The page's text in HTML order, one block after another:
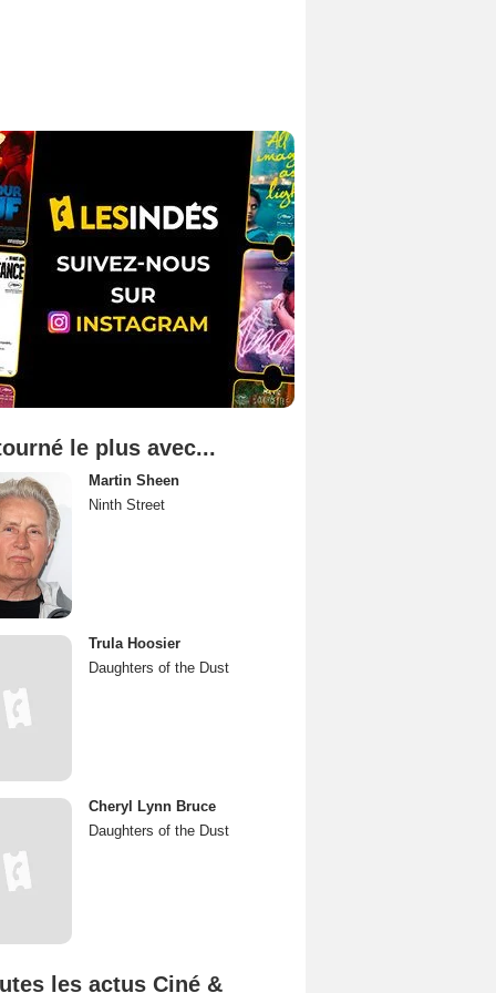
le plus avec...
Martin Sheen
Ninth Street
Trula Hoosier
Daughters of the Dust
Cheryl Lynn Bruce
Daughters of the Dust
les actus Ciné &